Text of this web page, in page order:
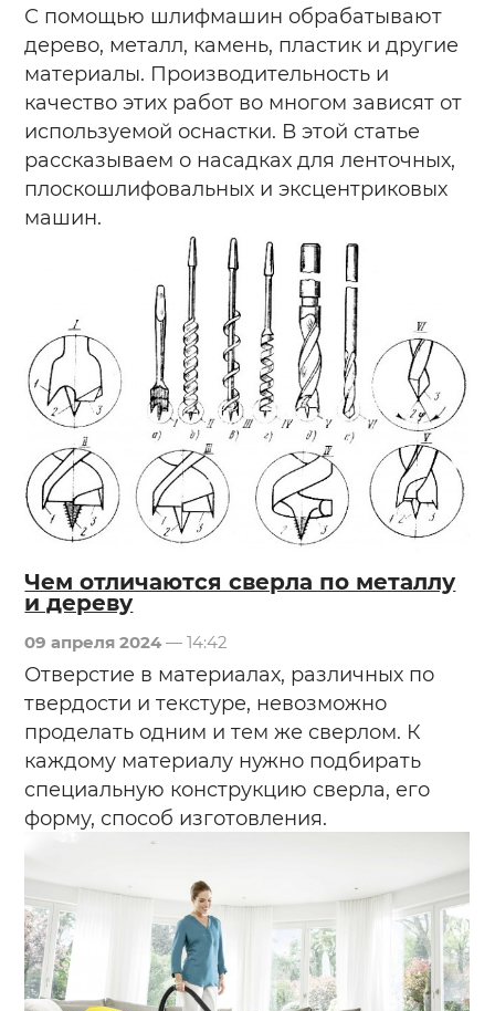
С помощью шлифмашин обрабатывают
дерево, металл, камень, пластик и другие
материалы. Производительность и
качество этих работ во многом зависят от
используемой оснастки. В этой статье
рассказываем о насадках для ленточных,
плоскошлифовальных и эксцентриковых
машин.
Чем отличаются сверла по металлу
и дереву
09 апреля 2024 — 14:42
Отверстие в материалах, различных по
твердости и текстуре, невозможно
проделать одним и тем же сверлом. К
каждому материалу нужно подбирать
специальную конструкцию сверла, его
форму, способ изготовления.